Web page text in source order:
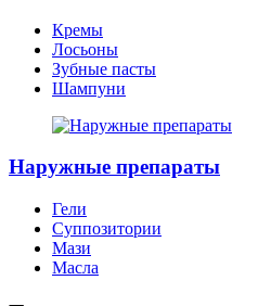
Кремы
Лосьоны
Зубные пасты
Шампуни
Наружные препараты
Гели
Суппозитории
Мази
Масла